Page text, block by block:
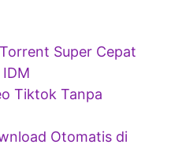
Super Cepat
Tiktok Tanpa
Otomatis di